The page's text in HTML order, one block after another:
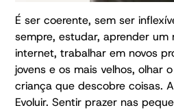
É ser coerente, sem ser
sempre, estudar, aprender um
internet, trabalhar em novos
jovens e os mais velhos, olhar
criança que descobre coisas.
Evoluir. Sentir prazer nas